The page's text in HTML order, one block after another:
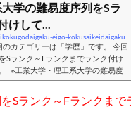
学の難易度序列をSラ
けして...
カテゴリーは「学歴」です。 今回
Sランク～Fランクまでランク付け
※工業大学・理工系大学の難易度
して評価した記事です。ぜひご覧
学の難易度序列をSランク～Fラン
。ぜひご覧ください。※芸術大学・
Sランク～Fランクま